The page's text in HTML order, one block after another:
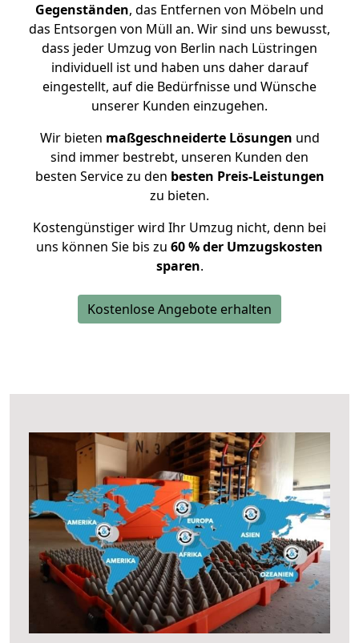
Gegenständen, das Entfernen von Möbeln und
das Entsorgen von Müll an. Wir sind uns bewusst,
dass jeder Umzug von Berlin nach Lüstringen
individuell ist und haben uns daher darauf
eingestellt, auf die Bedürfnisse und Wünsche
unserer Kunden einzugehen.
Wir bieten maßgeschneiderte Lösungen und
sind immer bestrebt, unseren Kunden den
besten Service zu den besten Preis-Leistungen
zu bieten.
Kostengünstiger wird Ihr Umzug nicht, denn bei
uns können Sie bis zu 60 % der Umzugskosten
sparen.
Kostenlose Angebote erhalten